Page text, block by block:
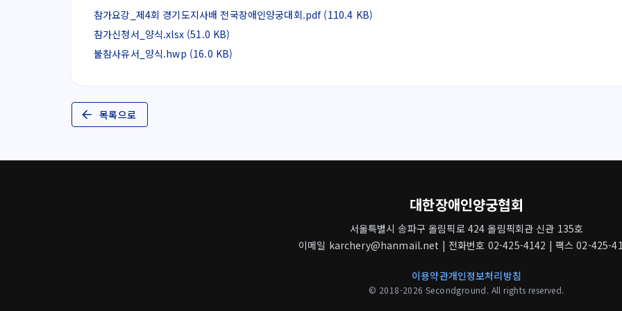
참가요강_제4회 경기도지사배 전국장애인양궁대회.pdf (110.4 KB)
참가신청서_양식.xlsx (51.0 KB)
불참사유서_양식.hwp (16.0 KB)
목록으로
대한장애인양궁협회
서울특별시 송파구 올림픽로 424 올림픽회관 신관 135호
이메일 karchery@hanmail.net | 전화번호 02-425-4142 | 팩스 02-425-
이용약관개인정보처리방침
© 2018-2026 Secondground. All rights reserved.